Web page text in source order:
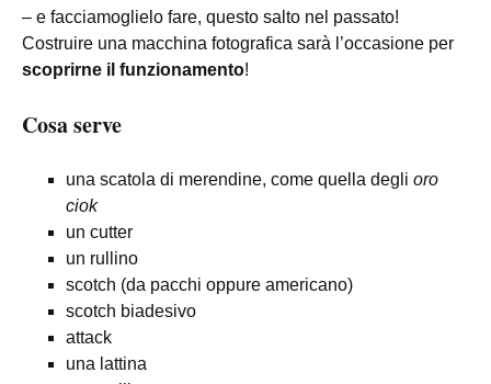
– e facciamoglielo fare, questo salto nel passato!
Costruire una macchina fotografica sarà l’occasione per
scoprirne il funzionamento!
Cosa serve
una scatola di merendine, come quella degli oro
ciok
un cutter
un rullino
scotch (da pacchi oppure americano)
scotch biadesivo
attack
una lattina